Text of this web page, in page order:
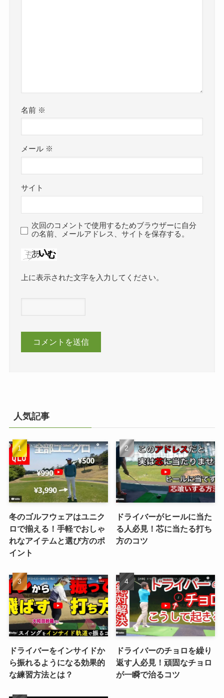
名前 ※
メール ※
サイト
次回のコメントで使用するためブラウザーに自分
の名前、メールアドレス、サイトを保存する。
上に表示された文字を入力してください。
人気記事
冬のゴルフウェアはユニク
ロで揃える！手軽でおしゃ
れなアイテムと選び方のポ
イント
ドライバーがヒールに当た
る人必見！芯に当たる打ち
方のコツ
ドライバーをインサイドか
ら振れるようになる効果的
な練習方法とは？
ドライバーのチョロを繰り
返す人必見！頑固なチョロ
が一瞬で治るコツ